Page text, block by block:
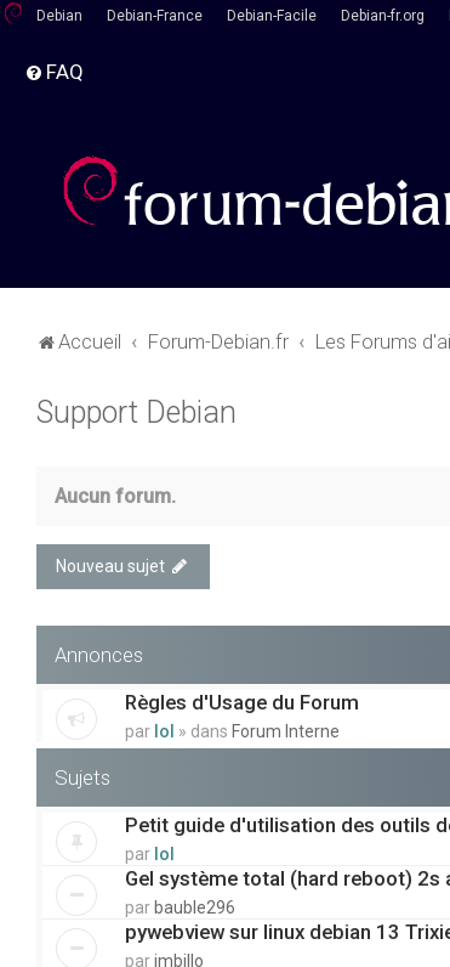
Debian Debian-France Debian-Facile Debian-fr.org
FAQ
Accueil Forum-Debian.fr Les Forums
Support Debian
Aucun forum.
Nouveau sujet
Annonces
Règles d'Usage du Forum
par lol » dans Forum Interne
Sujets
Petit guide d'utilisation des outils
par lol
Gel système total (hard reboot) 2s
par bauble296
pywebview sur linux debian 13
parjmbillo